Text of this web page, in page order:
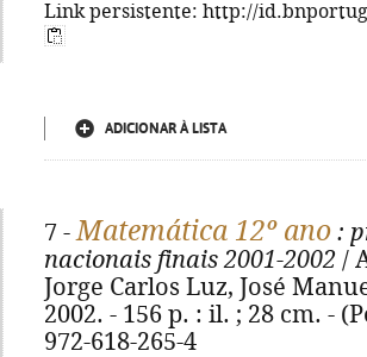
Link persistente: http://
ADICIONAR À LISTA
7 -Matemática 12º ano :
nacionais finais 2001-2002 /
Jorge Carlos Luz, José
2002. - 156 p. : il. ; 28 cm. -
972-618-265-4